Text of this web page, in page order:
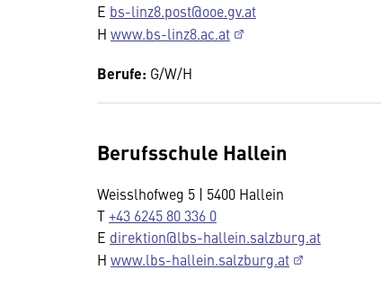
E bs-linz8.post@ooe.gv.at
H www.bs-linz8.ac.at
Berufe: G/W/H
Berufsschule Hallein
Weisslhofweg 5 | 5400 Hallein
T+43 6245 80 336 0
E direktion@lbs-hallein.salzburg.at
H www.lbs-hallein.salzburg.at